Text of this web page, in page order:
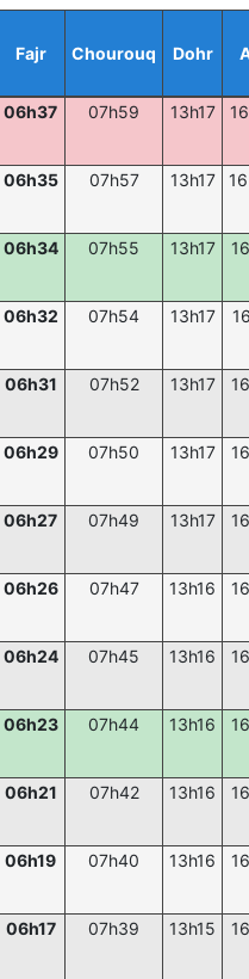
Fajr Chourouq Dohr
06h37 07h59 13h17
06h35 07h57 13h17
06h34 07h55 13h17
06h32 07h54 13h17
06h31 07h52 13h17
06h29 07h50 13h17
06h27 07h49 13h17
06h26 07h47 13h16
06h24 07h45 13h16
06h23 07h44 13h16
06h21 07h42 13h16
06h19 07h40 13h16
06h17 07h39 13h15